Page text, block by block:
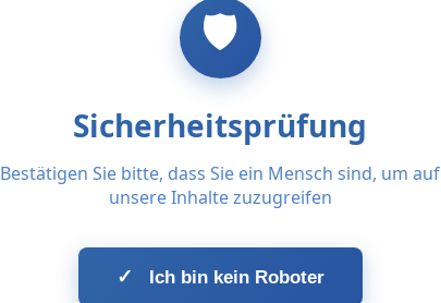
Sicherheitsprüfung
Bestätigen Sie bitte, dass Sie ein Mensch sind, um auf
unsere Inhalte zuzugreifen
✓ Ich bin kein Roboter